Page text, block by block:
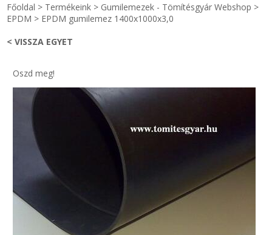
KULCSTARTÓ - KULCSKARIKA
IPARI KARIMA TÖMÍTÉS
TÖMÍTŐ ZSINÓR - RAGASZTÓ
videók
Egyedi gyártás
Kapcsolat
Főoldal > Termékeink > Gumilemezek - Tömítésgyár Webshop >
EPDM > EPDM gumilemez 1400x1000x3,0
< VISSZA EGYET
Oszd meg!